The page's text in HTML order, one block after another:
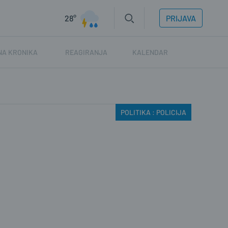
28° PRIJAVA
KRONIKA REAGIRANJA KALENDAR
POLITIKA : POLICIJA